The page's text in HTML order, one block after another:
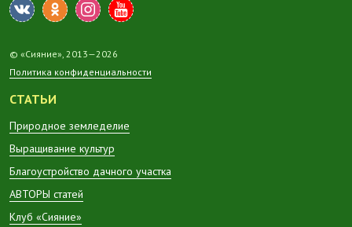
© «Сияние», 2013—2026
Политика конфиденциальности
СТАТЬИ
Природное земледелие
Выращивание культур
Благоустройство дачного участка
АВТОРЫ статей
Клуб «Сияние»